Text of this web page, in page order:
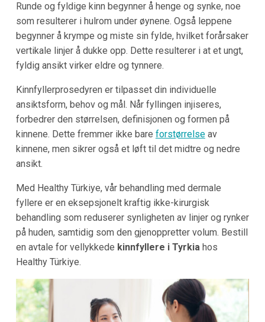
Runde og fyldige kinn begynner å henge og synke, noe
som resulterer i hulrom under øynene. Også leppene
begynner å krympe og miste sin fylde, hvilket forårsaker
vertikale linjer å dukke opp. Dette resulterer i at et ungt,
fyldig ansikt virker eldre og tynnere.
Kinnfyllerprosedyren er tilpasset din individuelle
ansiktsform, behov og mål. Når fyllingen injiseres,
forbedrer den størrelsen, definisjonen og formen på
kinnene. Dette fremmer ikke bare forstørrelseav
kinnene, men sikrer også et løft til det midtre og nedre
ansikt.
Med Healthy Türkiye, vår behandling med dermale
fyllere er en eksepsjonelt kraftig ikke-kirurgisk
behandling som reduserer synligheten av linjer og rynker
på huden, samtidig som den gjenoppretter volum. Bestill
en avtale for vellykkede kinnfyllere i Tyrkiahos
Healthy Türkiye.